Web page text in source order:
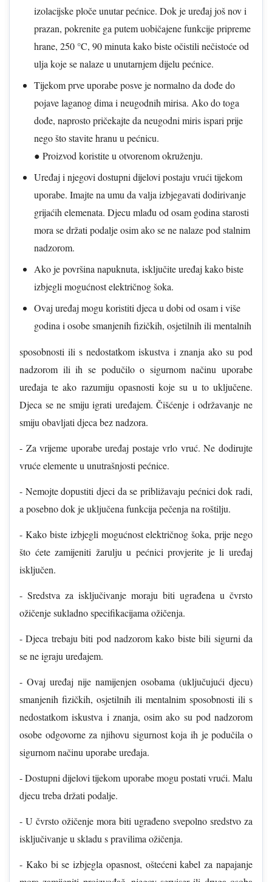
izolacijske ploče unutar pećnice. Dok je uređaj još nov i
prazan, pokrenite ga putem uobičajene funkcije pripreme
hrane, 250 °C, 90 minuta kako biste očistili nečistoće od
ulja koje se nalaze u unutarnjem dijelu pećnice.
Tijekom prve uporabe posve je normalno da dođe do
pojave laganog dima i neugodnih mirisa. Ako do toga
dođe, naprosto pričekajte da neugodni miris ispari prije
nego što stavite hranu u pećnicu.
● Proizvod koristite u otvorenom okruženju.
Uređaj i njegovi dostupni dijelovi postaju vrući tijekom
uporabe. Imajte na umu da valja izbjegavati dodirivanje
grijaćih elemenata. Djecu mlađu od osam godina starosti
mora se držati podalje osim ako se ne nalaze pod stalnim
nadzorom.
Ako je površina napuknuta, isključite uređaj kako biste
izbjegli mogućnost električnog šoka.
Ovaj uređaj mogu koristiti djeca u dobi od osam i više
godina i osobe smanjenih fizičkih, osjetilnih ili mentalnih
sposobnosti ili s nedostatkom iskustva i znanja ako su pod
nadzorom ili ih se podučilo o sigurnom načinu uporabe
uređaja te ako razumiju opasnosti koje su u to uključene.
Djeca se ne smiju igrati uređajem. Čišćenje i održavanje ne
smiju obavljati djeca bez nadzora.
- Za vrijeme uporabe uređaj postaje vrlo vruć. Ne dodirujte
vruće elemente u unutrašnjosti pećnice.
- Nemojte dopustiti djeci da se približavaju pećnici dok radi,
a posebno dok je uključena funkcija pečenja na roštilju.
- Kako biste izbjegli mogućnost električnog šoka, prije nego
što ćete zamijeniti žarulju u pećnici provjerite je li uređaj
isključen.
- Sredstva za isključivanje moraju biti ugrađena u čvrsto
ožičenje sukladno specifikacijama ožičenja.
- Djeca trebaju biti pod nadzorom kako biste bili sigurni da
se ne igraju uređajem.
- Ovaj uređaj nije namijenjen osobama (uključujući djecu)
smanjenih fizičkih, osjetilnih ili mentalnim sposobnosti ili s
nedostatkom iskustva i znanja, osim ako su pod nadzorom
osobe odgovorne za njihovu sigurnost koja ih je podučila o
sigurnom načinu uporabe uređaja.
- Dostupni dijelovi tijekom uporabe mogu postati vrući. Malu
djecu treba držati podalje.
- U čvrsto ožičenje mora biti ugrađeno svepolno sredstvo za
isključivanje u skladu s pravilima ožičenja.
- Kako bi se izbjegla opasnost, oštećeni kabel za napajanje